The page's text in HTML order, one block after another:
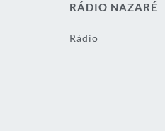
RÁDIO NAZARÉ
Rádio